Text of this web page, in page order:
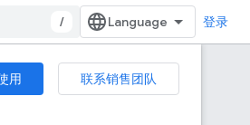
/ 登录
用
联系销售团队